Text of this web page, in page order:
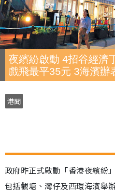
夜繽紛啟動 4招谷經濟
戲飛最平35元 3海濱辦
港聞
政府昨正式啟動「香港夜繽紛
包括觀塘、灣仔及西環海濱舉